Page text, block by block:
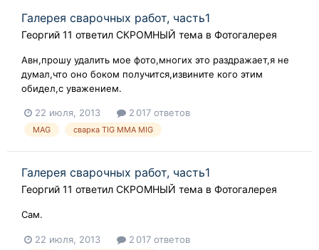
Галерея сварочных работ, часть1
Георгий 11 ответил СКРОМНЫЙ тема в Фотогалерея
Авн,прошу удалить мое фото,многих это раздражает,я не
думал,что оно боком получится,извините кого этим
обидел,с уважением.
22 июля, 2013 2 017 ответов
MAG сварка TIG ММА MIG
Галерея сварочных работ, часть1
Георгий 11 ответил СКРОМНЫЙ тема в Фотогалерея
Сам.
22 июля, 2013 2 017 ответов